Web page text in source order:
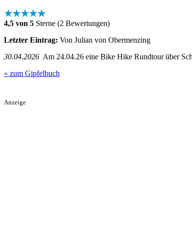
★★★★★
4,5 von 5 Sterne (2 Bewertungen)
Letzter Eintrag: Von Julian von Obermenzing
30.04.2026 Am 24.04.26 eine Bike Hike Rundtour über
» zum Gipfelbuch
Anzeige